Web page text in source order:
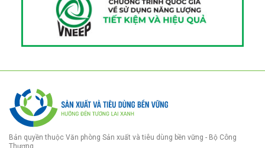
Bản quyền thuộc Văn phòng Sản xuất và tiêu dùng bền vững - Bộ Công